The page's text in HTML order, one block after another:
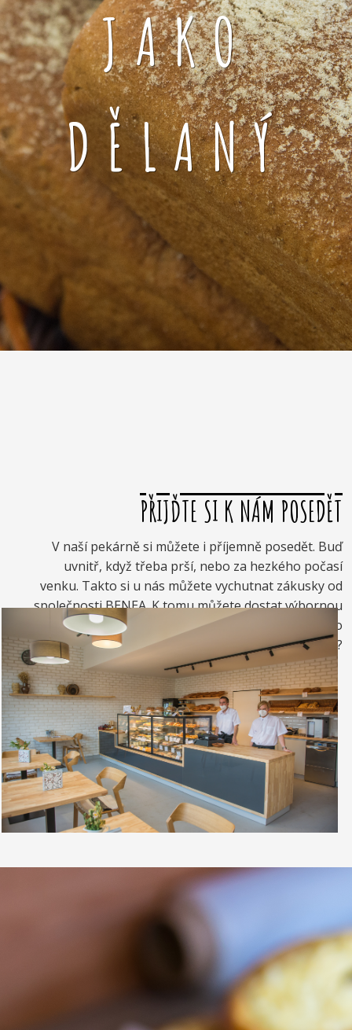
JAKO
DĚLANÝ
PŘIJĎTE SI K NÁM POSEDĚT
V naší pekárně si můžete i příjemně posedět. Buď
uvnitř, když třeba prší, nebo za hezkého počasí
venku. Takto si u nás můžete vychutnat zákusky od
společnosti BENEA. K tomu můžete dostat výbornou
kávou. Nebo si raději dáte zrmzlinový pohár nebo
vynikající točenou zmrzlinu?